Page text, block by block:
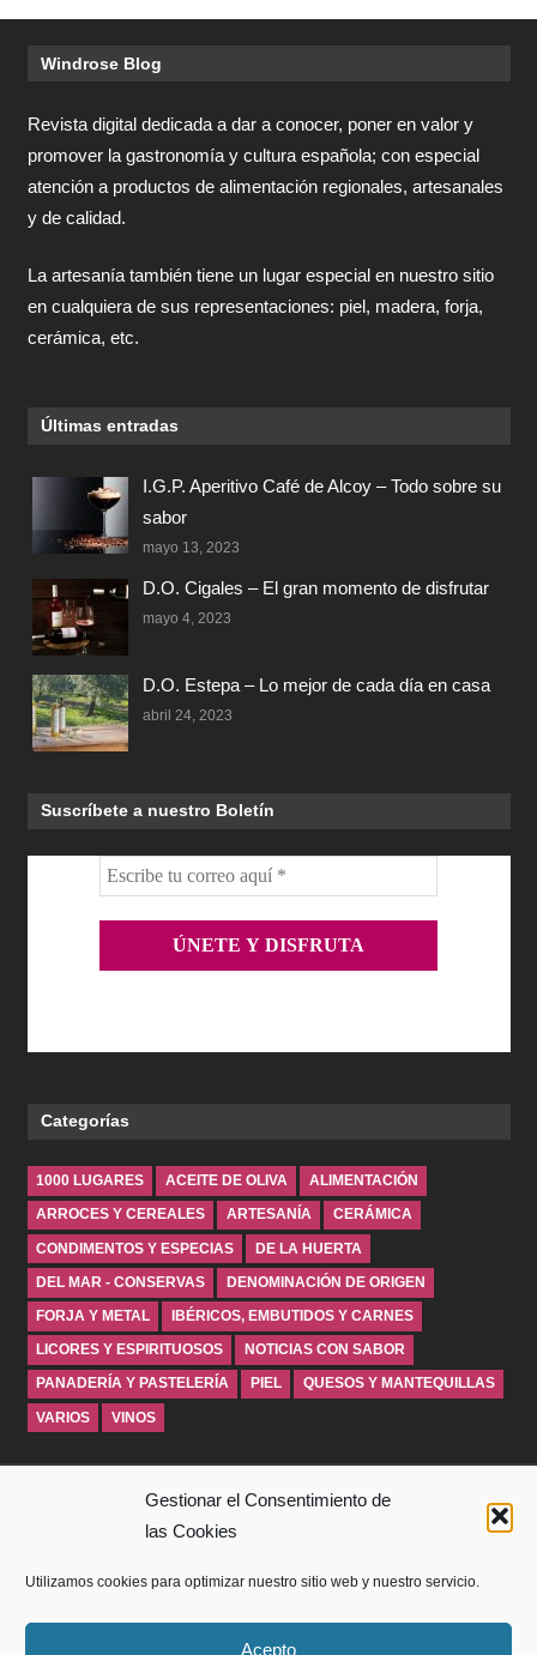
Gestionar el Consentimiento de
las Cookies
Utilizamos cookies para optimizar nuestro sitio web y nuestro servicio.
Acepto
Windrose Blog
Revista digital dedicada a dar a conocer, poner en valor y
promover la gastronomía y cultura española; con especial
atención a productos de alimentación regionales, artesanales
y de calidad.
La artesanía también tiene un lugar especial en nuestro sitio
en cualquiera de sus representaciones: piel, madera, forja,
cerámica, etc.
Últimas entradas
I.G.P. Aperitivo Café de Alcoy – Todo sobre su
sabor
mayo 13, 2023
D.O. Cigales – El gran momento de disfrutar
mayo 4, 2023
D.O. Estepa – Lo mejor de cada día en casa
abril 24, 2023
Suscríbete a nuestro Boletín
Categorías
1000 LUGARES ACEITE DE OLIVA ALIMENTACIÓN
ARROCES Y CEREALES ARTESANÍA CERÁMICA
CONDIMENTOS Y ESPECIAS DE LA HUERTA
DEL MAR - CONSERVAS DENOMINACIÓN DE ORIGEN
FORJA Y METAL IBÉRICOS, EMBUTIDOS Y CARNES
LICORES Y ESPIRITUOSOS NOTICIAS CON SABOR
PANADERÍA Y PASTELERÍA PIEL QUESOS Y MANTEQUILLAS
VARIOS VINOS
SOBRE WINDROSEBLOG
AVISO LEGAL